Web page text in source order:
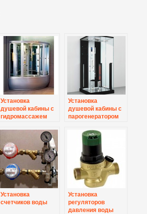
Установка
душевой кабины с
гидромассажем
Установка
душевой кабины с
парогенератором
Установка
счетчиков воды
Установка
регуляторов
давления воды